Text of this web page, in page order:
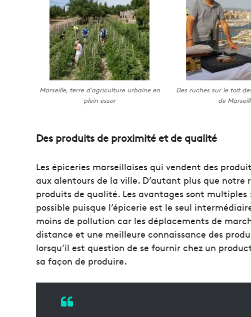
Marseille, terre d’agriculture urbaine en
plein essor
Des ruches sur le toit
de
Des produits de proximité et de qualité
Les épiceries marseillaises qui vendent des
aux alentours de la ville. D’autant plus que notre
produits de qualité. Les avantages sont
possible puisque l’épicerie est le seul
moins de pollution car les déplacements de
distance et une meilleure connaissance des
lorsqu’il est question de se fournir chez un
sa façon de produire.